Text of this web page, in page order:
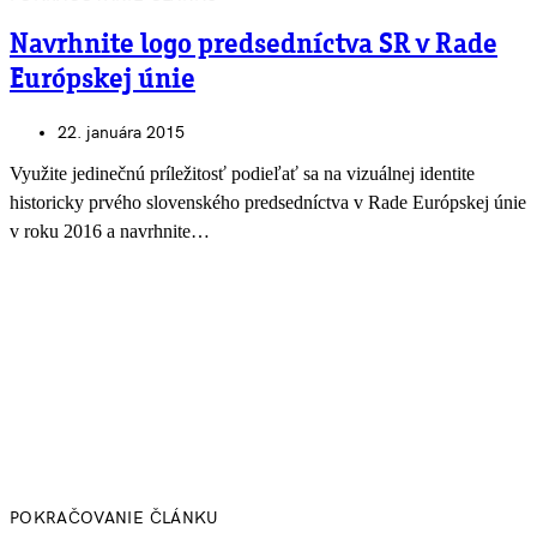
Navrhnite logo predsedníctva SR v Rade
Európskej únie
22. januára 2015
Využite jedinečnú príležitosť podieľať sa na vizuálnej identite
historicky prvého slovenského predsedníctva v Rade Európskej únie
v roku 2016 a navrhnite…
POKRAČOVANIE ČLÁNKU